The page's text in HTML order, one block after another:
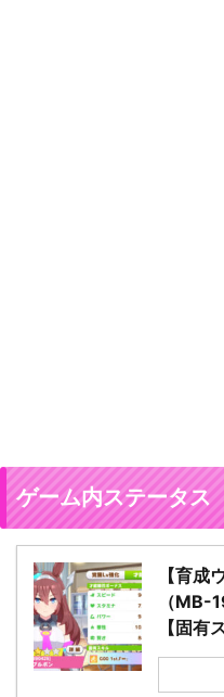
ゲーム内ステータス
【育成
（MB-
【固有